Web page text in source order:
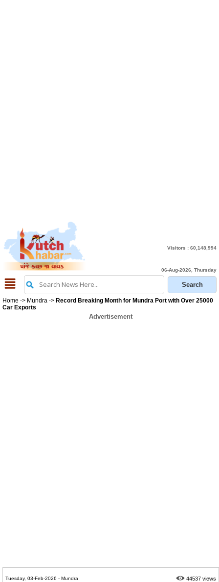
Visitors : 60,148,994
06-Aug-2026, Thursday
Home -> Mundra -> Record Breaking Month for Mundra Port with Over 25000
Car Exports
Advertisement
Tuesday, 03-Feb-2026 - Mundra 44537 views